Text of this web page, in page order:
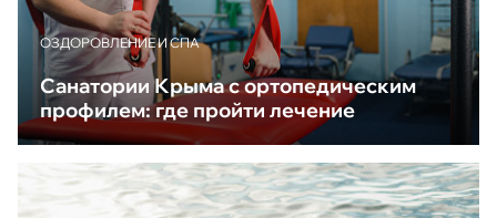
ОЗДОРОВЛЕНИЕ И СПА
Санатории Крыма с ортопедическим
профилем: где пройти лечение